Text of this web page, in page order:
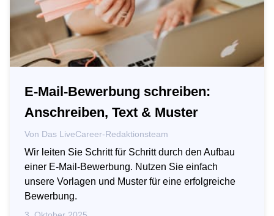
E-Mail-Bewerbung schreiben:
Anschreiben, Text & Muster
Von Das LiveCareer-Redaktionsteam
Wir leiten Sie Schritt für Schritt durch den Aufbau
einer E-Mail-Bewerbung. Nutzen Sie einfach
unsere Vorlagen und Muster für eine erfolgreiche
Bewerbung.